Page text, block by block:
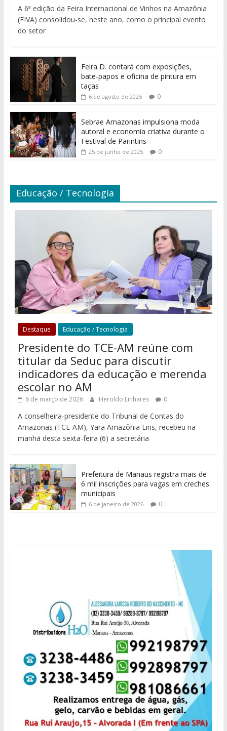
A 6ª edição da Feira Internacional de Vinhos na Amazônia
(FIVA) consolidou-se, neste ano, como o principal evento
do setor
Feira D. contará com exposições,
bate-papos e oficina de pintura em
taças
6 de agosto de 2025 0
Sebrae Amazonas impulsiona moda
autoral e economia criativa durante o
Festival de Parintins
25 de junho de 2025 0
Educação / Tecnologia
Destaque Educação / Tecnologia
Presidente do TCE-AM reúne com
titular da Seduc para discutir
indicadores da educação e merenda
escolar no AM
6 de março de 2026 Heroldo Linhares 0
A conselheira-presidente do Tribunal de Contas do
Amazonas (TCE-AM), Yara Amazônia Lins, recebeu na
manhã desta sexta-feira (6) a secretária
Prefeitura de Manaus registra mais de
6 mil inscrições para vagas em creches
municipais
6 de janeiro de 2026 0